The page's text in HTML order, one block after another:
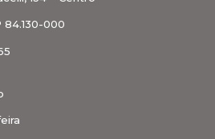
84.130-000